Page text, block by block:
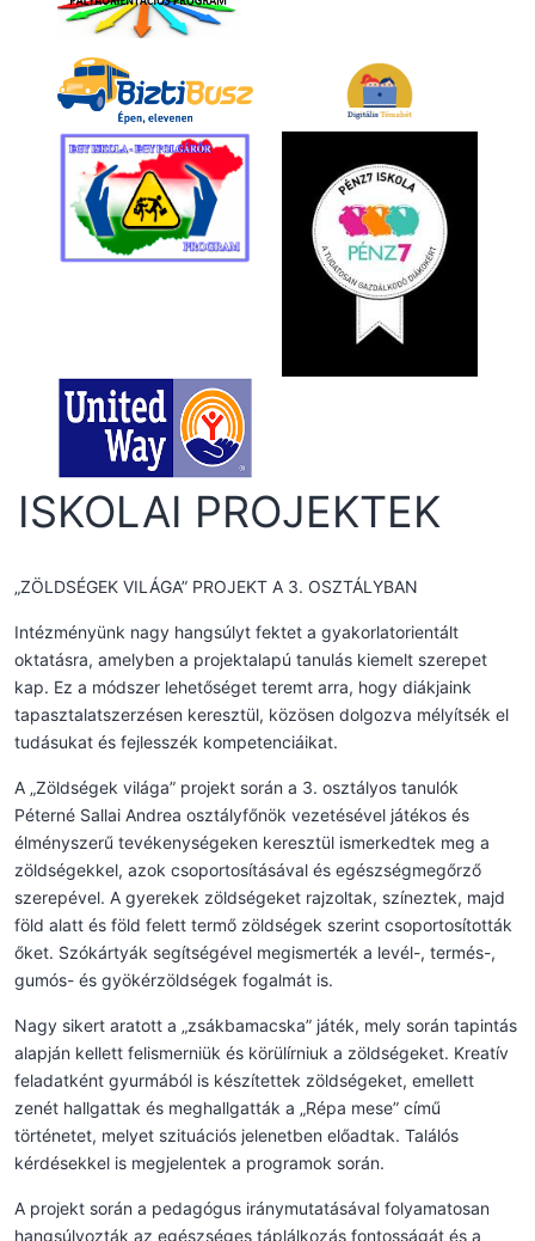
ISKOLAI PROJEKTEK
„ZÖLDSÉGEK VILÁGA” PROJEKT A 3. OSZTÁLYBAN
Intézményünk nagy hangsúlyt fektet a gyakorlatorientált
oktatásra, amelyben a projektalapú tanulás kiemelt szerepet
kap. Ez a módszer lehetőséget teremt arra, hogy diákjaink
tapasztalatszerzésen keresztül, közösen dolgozva mélyítsék el
tudásukat és fejlesszék kompetenciáikat.
A „Zöldségek világa” projekt során a 3. osztályos tanulók
Péterné Sallai Andrea osztályfőnök vezetésével játékos és
élményszerű tevékenységeken keresztül ismerkedtek meg a
zöldségekkel, azok csoportosításával és egészségmegőrző
szerepével. A gyerekek zöldségeket rajzoltak, színeztek, majd
föld alatt és föld felett termő zöldségek szerint csoportosították
őket. Szókártyák segítségével megismerték a levél-, termés-,
gumós- és gyökérzöldségek fogalmát is.
Nagy sikert aratott a „zsákbamacska” játék, mely során tapintás
alapján kellett felismerniük és körülírniuk a zöldségeket. Kreatív
feladatként gyurmából is készítettek zöldségeket, emellett
zenét hallgattak és meghallgatták a „Répa mese” című
történetet, melyet szituációs jelenetben előadtak. Találós
kérdésekkel is megjelentek a programok során.
A projekt során a pedagógus iránymutatásával folyamatosan
hangsúlyozták az egészséges táplálkozás fontosságát és a